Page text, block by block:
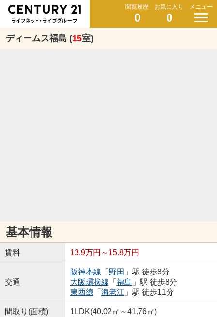
閲覧履歴
0
お気に入り
0
メニュー
ディームス福島 (15室)
基本情報
賃料 13.9万円～15.8万円
交通
阪神本線 「 野田 」駅 徒歩8分
大阪環状線 「 福島 」駅 徒歩8分
東西線 「 海老江 」駅 徒歩11分
間取り(面積) 1LDK(40.02㎡～41.76㎡)